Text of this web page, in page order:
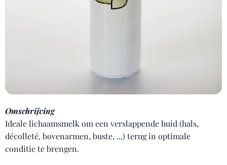
Omschrijving
Ideale lichaamsmelk om een verslappende huid (hals,
décolleté, bovenarmen, buste, ...) terug in optimale
conditie te brengen.